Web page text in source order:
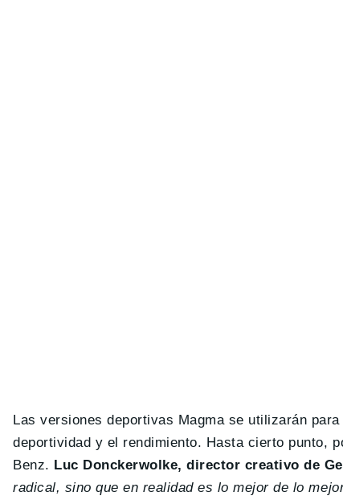
Las versiones deportivas Magma se utilizarán
deportividad y el rendimiento. Hasta cierto punto,
Benz . Luc Donckerwolke, director creativo de
radical, sino que en realidad es lo mejor de lo